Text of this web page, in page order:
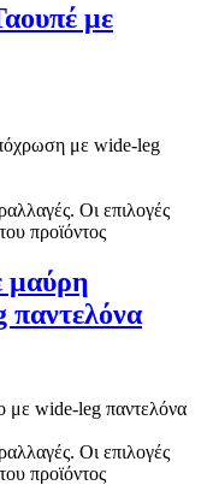
με
Οι επιλογές
προϊόντος
μαύρη
Οι επιλογές
προϊόντος